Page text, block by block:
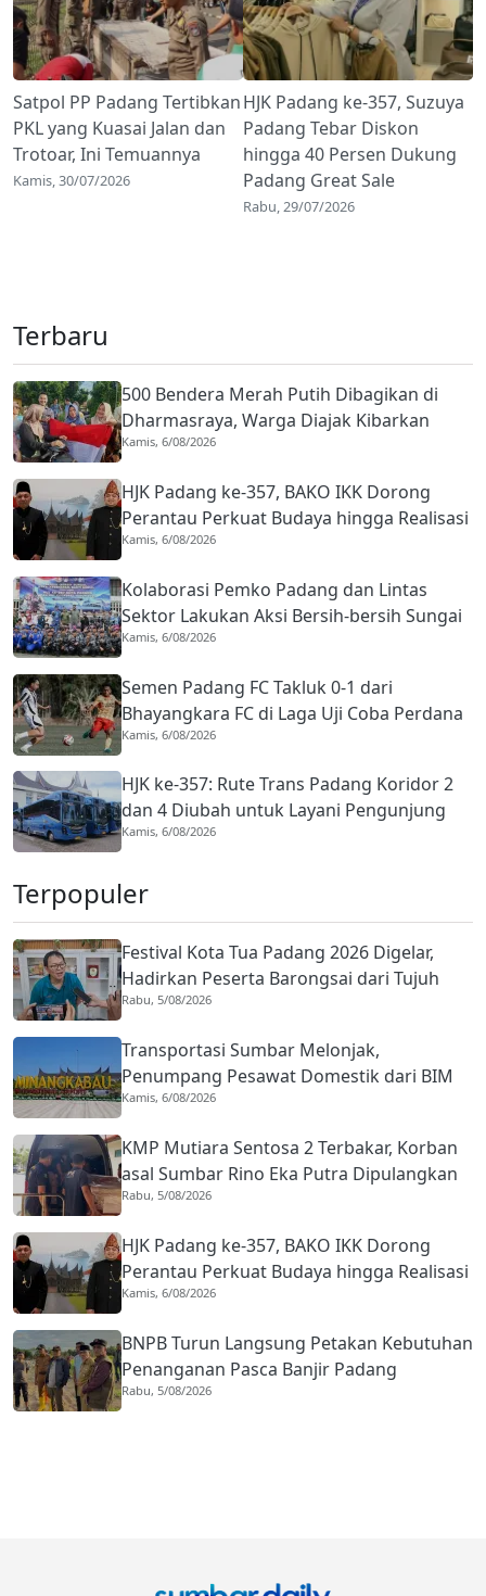
Satpol PP Padang Tertibkan
PKL yang Kuasai Jalan dan
Trotoar, Ini Temuannya
Kamis, 30/07/2026
HJK Padang ke-357, Suzuya
Padang Tebar Diskon
hingga 40 Persen Dukung
Padang Great Sale
Rabu, 29/07/2026
Terbaru
500 Bendera Merah Putih Dibagikan di
Dharmasraya, Warga Diajak Kibarkan
hingga 31 Agustus 2026
Kamis, 6/08/2026
HJK Padang ke-357, BAKO IKK Dorong
Perantau Perkuat Budaya hingga Realisasi
Kota Gastronomi
Kamis, 6/08/2026
Kolaborasi Pemko Padang dan Lintas
Sektor Lakukan Aksi Bersih-bersih Sungai
Batang Arau di HJK ke-357
Kamis, 6/08/2026
Semen Padang FC Takluk 0-1 dari
Bhayangkara FC di Laga Uji Coba Perdana
Pramusim
Kamis, 6/08/2026
HJK ke-357: Rute Trans Padang Koridor 2
dan 4 Diubah untuk Layani Pengunjung
Open Ship, Tarif Rp1
Kamis, 6/08/2026
Terpopuler
Festival Kota Tua Padang 2026 Digelar,
Hadirkan Peserta Barongsai dari Tujuh
Negara
Rabu, 5/08/2026
Transportasi Sumbar Melonjak,
Penumpang Pesawat Domestik dari BIM
Naik Hampir 33 Persen
Kamis, 6/08/2026
KMP Mutiara Sentosa 2 Terbakar, Korban
asal Sumbar Rino Eka Putra Dipulangkan
ke Agam
Rabu, 5/08/2026
HJK Padang ke-357, BAKO IKK Dorong
Perantau Perkuat Budaya hingga Realisasi
Kota Gastronomi
Kamis, 6/08/2026
BNPB Turun Langsung Petakan Kebutuhan
Penanganan Pasca Banjir Padang
Rabu, 5/08/2026